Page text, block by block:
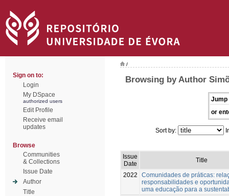
Sign on to:
Login
My DSpace
authorized users
Edit Profile
Receive email
updates
Browse
Communities
& Collections
Issue Date
Author
Title
/
Browsing by Author
Jump
or
Sort by:
Issue
Date
Title
2022
Comunidades de práticas:
responsabilidades e
uma educação para a